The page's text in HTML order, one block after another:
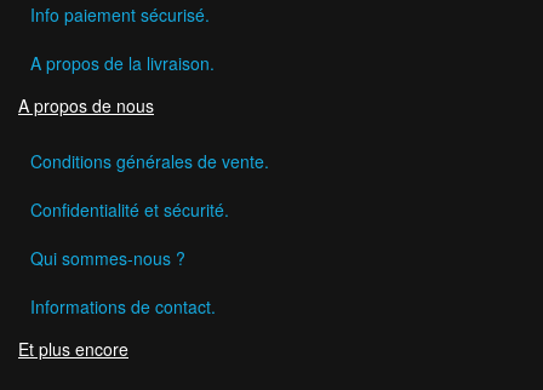
Info paiement sécurisé.
A propos de la livraison.
A propos de nous
Conditions générales de vente.
Confidentialité et sécurité.
Qui sommes-nous ?
Informations de contact.
Et plus encore